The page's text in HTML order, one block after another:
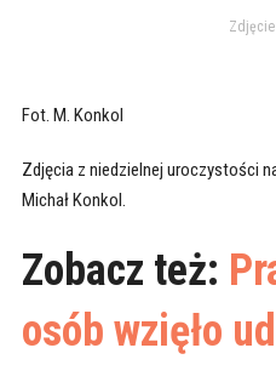
Fot. M. Konkol
Zdjęcia z niedzielnej uroczystości
Michał Konkol.
Zobacz też:
osób wzięło